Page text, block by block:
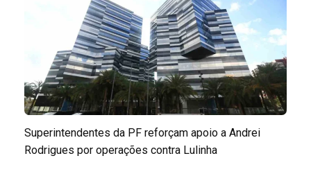
Superintendentes da PF reforçam apoio a Andrei
Rodrigues por operações contra Lulinha